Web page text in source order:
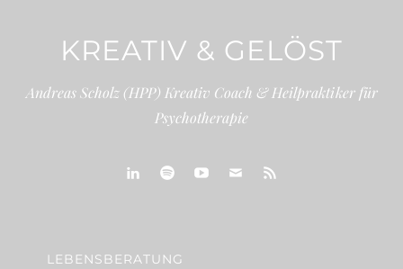
KREATIV & GELÖST
Andreas Scholz (HPP) Kreativ Coach & Heilpraktiker für
Psychotherapie
LEBENSBERATUNG